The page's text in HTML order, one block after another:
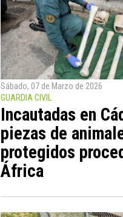
Sábado, 07 de Marzo de 2026
GUARDIA CIVIL
Incautadas en
piezas de
protegidos
África